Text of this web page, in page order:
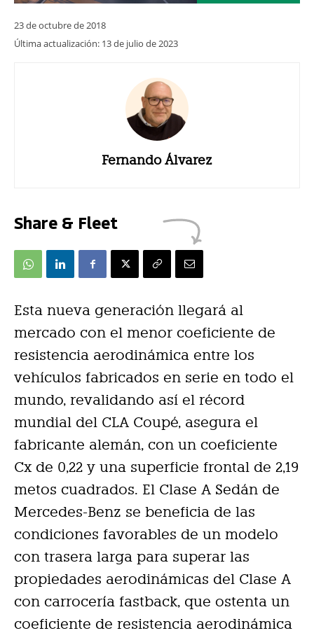
23 de octubre de 2018
Última actualización: 13 de julio de 2023
Fernando Álvarez
Share & Fleet
Esta nueva generación llegará al
mercado con el menor coeficiente de
resistencia aerodinámica entre los
vehículos fabricados en serie en todo el
mundo, revalidando así el récord
mundial del CLA Coupé, asegura el
fabricante alemán, con un coeficiente
Cx de 0,22 y una superficie frontal de 2,19
metos cuadrados. El Clase A Sedán de
Mercedes-Benz se beneficia de las
condiciones favorables de un modelo
con trasera larga para superar las
propiedades aerodinámicas del Clase A
con carrocería fastback, que ostenta un
coeficiente de resistencia aerodinámica